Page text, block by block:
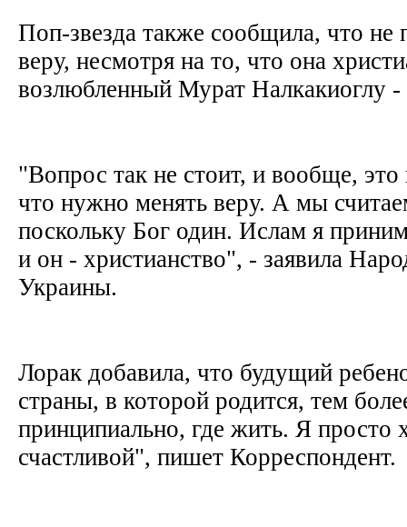
Поп-звезда также сообщила, что не
веру, несмотря на то, что она
возлюбленный Мурат Налкакиоглу
"Вопрос так не стоит, и вообще, это
что нужно менять веру. А мы
поскольку Бог один. Ислам я
и он - христианство", - заявила
Украины.
Лорак добавила, что будущий
страны, в которой родится, тем
принципиально, где жить. Я просто
счастливой", пишет Корреспондент.